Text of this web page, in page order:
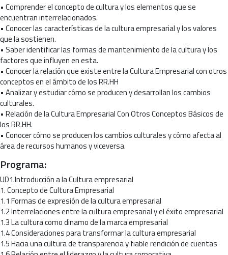
• Comprender el concepto de cultura y los elementos que se
encuentran interrelacionados.
• Conocer las características de la cultura empresarial y los valores
que la sostienen.
• Saber identificar las formas de mantenimiento de la cultura y los
factores que influyen en esta.
• Conocer la relación que existe entre la Cultura Empresarial con otros
conceptos en el ámbito de los RR.HH
• Analizar y estudiar cómo se producen y desarrollan los cambios
culturales.
• Relación de la Cultura Empresarial Con Otros Conceptos Básicos de
los RR.HH.
• Conocer cómo se producen los cambios culturales y cómo afecta al
área de recursos humanos y viceversa.
Programa:
UD1.Introducción a la Cultura empresarial
1. Concepto de Cultura Empresarial
1.1 Formas de expresión de la cultura empresarial
1.2 Interrelaciones entre la cultura empresarial y el éxito empresarial
1.3 La cultura como dinamo de la marca empresarial
1.4 Consideraciones para transformar la cultura empresarial
1.5 Hacia una cultura de transparencia y fiable rendición de cuentas